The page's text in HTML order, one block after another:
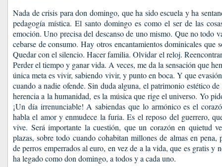
Nada de crisis para don domingo, que ha sido escuela y ha
pedagogía mística. El santo domingo es como el ser de las
emoción. Uno precisa del descanso de uno mismo. Que no todo
cebarse de consumo. Hay otros encantamientos dominicales que
Quedar con el silencio. Hacer familia. Olvidar el reloj.
Perder el tiempo y ganar vida. A veces, me da la sensación que
única meta es vivir, sabiendo vivir, y punto en boca. Y que
cuando a nadie ofende. Sin duda alguna, el patrimonio estético
herencia a la humanidad, es la música que rige el universo. Yo
¡Un día irrenunciable! A sabiendas que lo armónico es el
habla el amor y enmudece la furia. Es el reposo del guerrero,
vive. Será importante la cuestión, que un corazón en quietud
plazas, sobre todo cuando cohabitan millones de almas en pena,
de perros emperrados al euro, en vez de a la vida, que es gratis y
ha legado como don domingo, a todos y a cada uno.